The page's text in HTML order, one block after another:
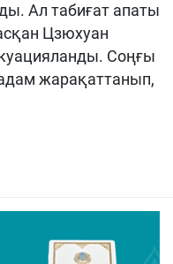
Ал табиғат апаты
Цзюхуан
Соңғы
жарақаттанып,